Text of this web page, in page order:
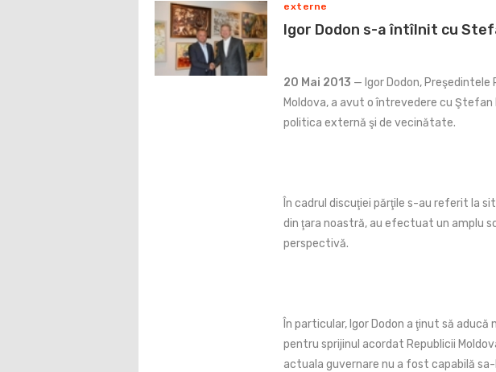
externe
Igor Dodon s-a întîlnit cu
20 Mai 2013 — Igor Dodon,
Moldova, a avut o întrevedere cu Ştefan
politica externă şi de vecinătate.
În cadrul discuţiei părţile s-au referit la
din ţara noastră, au efectuat un amplu
perspectivă.
În particular, Igor Dodon a ţinut să
pentru sprijinul acordat Republicii
actuala guvernare nu a fost capabilă